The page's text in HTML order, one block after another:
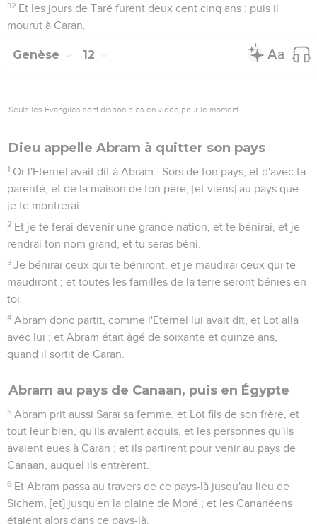
32 Et les jours de Taré furent deux cent cinq ans ; puis il
mourut à Caran.
Genèse 12
Seuls les Évangiles sont disponibles en vidéo pour le moment.
Dieu appelle Abram à quitter son pays
1 Or l'Eternel avait dit à Abram : Sors de ton pays, et d'avec ta
parenté, et de la maison de ton père, [et viens] au pays que
je te montrerai.
2 Et je te ferai devenir une grande nation, et te bénirai, et je
rendrai ton nom grand, et tu seras béni.
3 Je bénirai ceux qui te béniront, et je maudirai ceux qui te
maudiront ; et toutes les familles de la terre seront bénies en
toi.
4 Abram donc partit, comme l'Eternel lui avait dit, et Lot alla
avec lui ; et Abram était âgé de soixante et quinze ans,
quand il sortit de Caran.
Abram au pays de Canaan, puis en Égypte
5 Abram prit aussi Saraï sa femme, et Lot fils de son frère, et
tout leur bien, qu'ils avaient acquis, et les personnes qu'ils
avaient eues à Caran ; et ils partirent pour venir au pays de
Canaan, auquel ils entrèrent.
6 Et Abram passa au travers de ce pays-là jusqu'au lieu de
Sichem, [et] jusqu'en la plaine de Moré ; et les Cananéens
étaient alors dans ce pays-là.